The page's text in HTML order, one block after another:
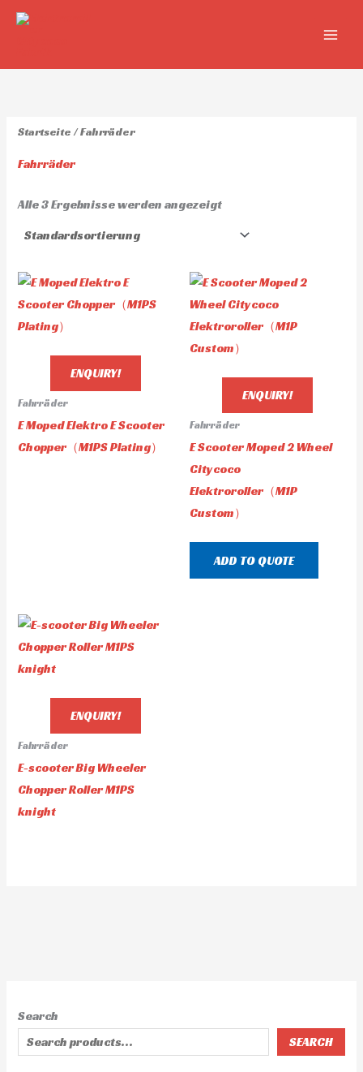
Zum
Search
SEARCH
Startseite / Fahrräder
Fahrräder
Alle 3 Ergebnisse werden angezeigt
ENQUIRY!
Fahrräder
E Moped Elektro E Scooter
Chopper（M1PS Plating）
ENQUIRY!
Fahrräder
E Scooter Moped 2 Wheel
Citycoco
Elektroroller（M1P
Custom）
ADD TO QUOTE
ENQUIRY!
Fahrräder
E-scooter Big Wheeler
Chopper Roller M1PS
knight